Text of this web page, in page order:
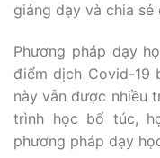
giảng dạy và chia
Phương pháp dạy
điểm dịch Covid-19
này vẫn được nhiều
trình học bổ túc,
phương pháp dạy